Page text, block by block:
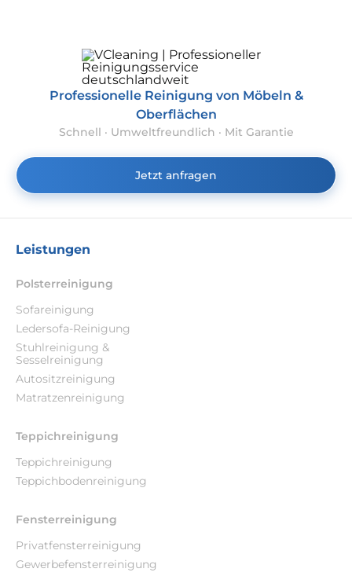
Professionelle Reinigung von Möbeln &
Oberflächen
Schnell · Umweltfreundlich · Mit Garantie
Jetzt anfragen
Leistungen
Polsterreinigung
Sofareinigung
Ledersofa-Reinigung
Stuhlreinigung &
Sesselreinigung
Autositzreinigung
Matratzenreinigung
Teppichreinigung
Teppichreinigung
Teppichbodenreinigung
Fensterreinigung
Privatfensterreinigung
Gewerbefensterreinigung